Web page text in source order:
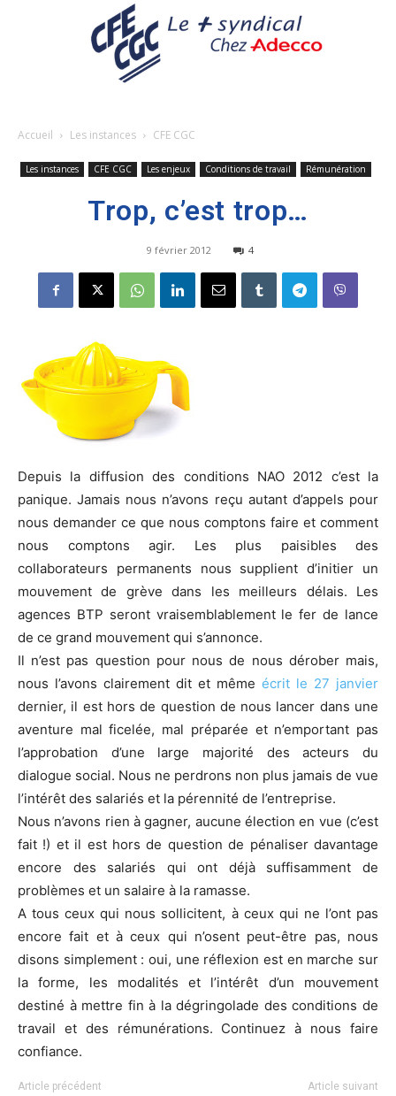
Accueil Les instances CFE CGC
Les instances CFE CGC Les enjeux Conditions de travail Rémunération
Trop, c’est trop…
9 février 2012 4
Depuis la diffusion des conditions NAO 2012 c’est la
panique. Jamais nous n’avons reçu autant d’appels pour
nous demander ce que nous comptons faire et comment
nous comptons agir. Les plus paisibles des
collaborateurs permanents nous supplient d’initier un
mouvement de grève dans les meilleurs délais. Les
agences BTP seront vraisemblablement le fer de lance
de ce grand mouvement qui s’annonce.
Il n’est pas question pour nous de nous dérober mais,
nous l’avons clairement dit et même écrit le 27 janvier
dernier, il est hors de question de nous lancer dans une
aventure mal ficelée, mal préparée et n’emportant pas
l’approbation d’une large majorité des acteurs du
dialogue social. Nous ne perdrons non plus jamais de vue
l’intérêt des salariés et la pérennité de l’entreprise.
Nous n’avons rien à gagner, aucune élection en vue (c’est
fait !) et il est hors de question de pénaliser davantage
encore des salariés qui ont déjà suffisamment de
problèmes et un salaire à la ramasse.
A tous ceux qui nous sollicitent, à ceux qui ne l’ont pas
encore fait et à ceux qui n’osent peut-être pas, nous
disons simplement : oui, une réflexion est en marche sur
la forme, les modalités et l’intérêt d’un mouvement
destiné à mettre fin à la dégringolade des conditions de
travail et des rémunérations. Continuez à nous faire
confiance.
Article précédent Article suivant